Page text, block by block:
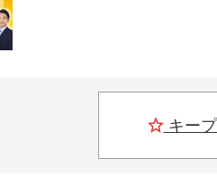
キー